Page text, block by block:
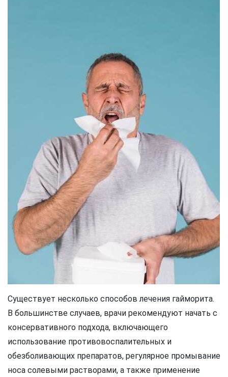
Существует несколько способов лечения гайморита.
В большинстве случаев, врачи рекомендуют начать с
консервативного подхода, включающего
использование противовоспалительных и
обезболивающих препаратов, регулярное промывание
носа солевыми растворами, а также применение